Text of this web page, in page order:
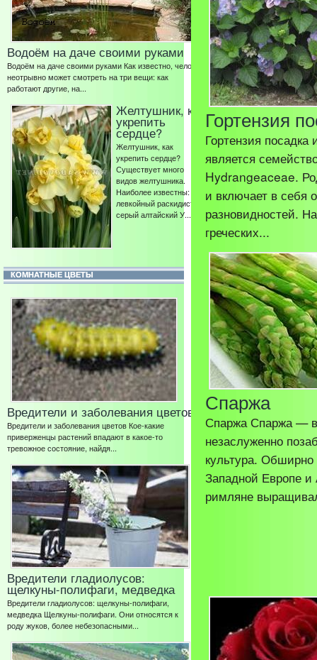
Водоём на даче своими руками
Водоём на даче своими руками Как известно, человек
неотрывно может смотреть на три вещи: как
работают другие, на...
Желтушник, как
укрепить
сердце?
Желтушник, как
укрепить сердце?
Существует много
видов желтушника.
Наиболее известны:
левкойный раскидистый
серый алтайский У...
КОМНАТНЫЕ ЦВЕТЫ
Вредители и заболевания цветов
Вредители и заболевания цветов Кое-какие
приверженцы растений впадают в какое-то
тревожное состояние, найдя...
Вредители гладиолусов:
щелкуны-полифаги, медведка
Вредители гладиолусов: щелкуны-полифаги,
медведка Щелкуны-полифаги. Они относятся к
роду жуков, более небезопасными...
Гортензия
Гортензия посадка
является
Hydrangeaceae.
и включает в себя
разновидностей.
греческих...
Спаржа
Спаржа Спаржа —
незаслуженно
культура. Обширно
Западной Европе и
римляне